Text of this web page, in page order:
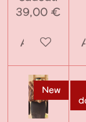
39,00 €
Ajouter au
New